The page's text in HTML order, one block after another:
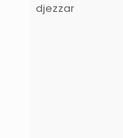
djezzar